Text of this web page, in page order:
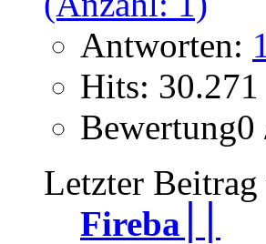
Antworten:
Hits: 30.271
Bewertung0
Letzter